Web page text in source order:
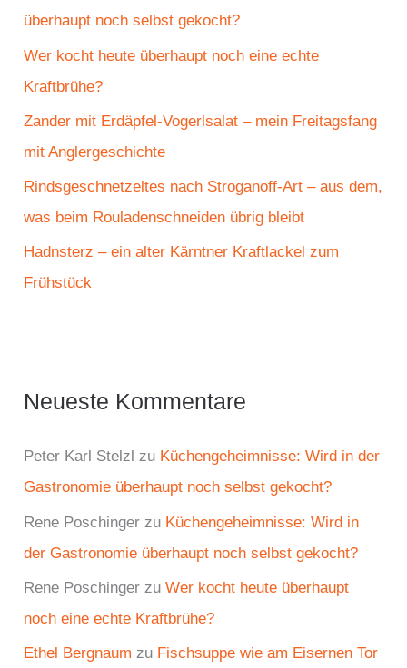
a
c
h
überhaupt noch selbst gekocht?
Wer kocht heute überhaupt noch eine echte
Kraftbrühe?
Zander mit Erdäpfel-Vogerlsalat – mein Freitagsfang
mit Anglergeschichte
Rindsgeschnetzeltes nach Stroganoff-Art – aus dem,
was beim Rouladenschneiden übrig bleibt
Hadnsterz – ein alter Kärntner Kraftlackel zum
Frühstück
Neueste Kommentare
Peter Karl Stelzl zu Küchengeheimnisse: Wird in der
Gastronomie überhaupt noch selbst gekocht?
Rene Poschinger zu Küchengeheimnisse: Wird in
der Gastronomie überhaupt noch selbst gekocht?
Rene Poschinger zuWer kocht heute überhaupt
noch eine echte Kraftbrühe?
Ethel Bergnaum zu Fischsuppe wie am Eisernen Tor